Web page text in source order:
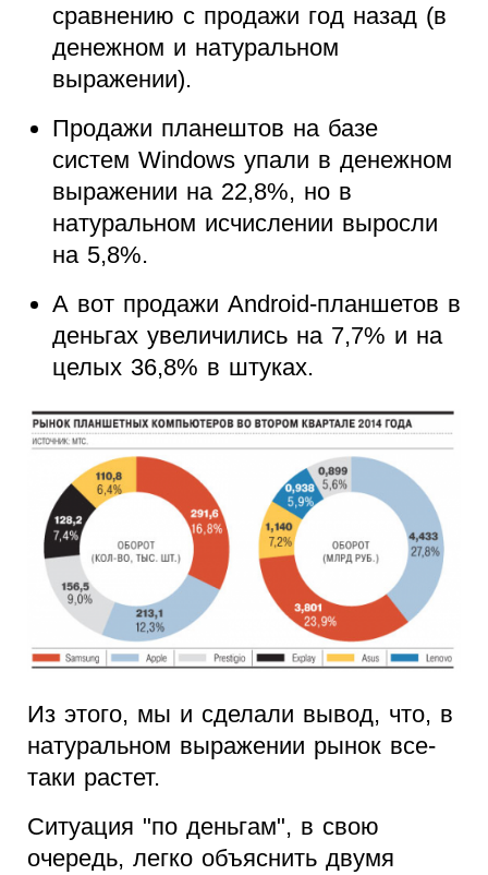
сравнению с продажи год назад (в
денежном и натуральном
выражении).
Продажи планештов на базе
систем Windows упали в денежном
выражении на 22,8%, но в
натуральном исчислении выросли
на 5,8%.
А вот продажи Android-планшетов в
деньгах увеличились на 7,7% и на
целых 36,8% в штуках.
Из этого, мы и сделали вывод, что, в
натуральном выражении рынок все-
таки растет.
Ситуация "по деньгам", в свою
очередь, легко объяснить двумя